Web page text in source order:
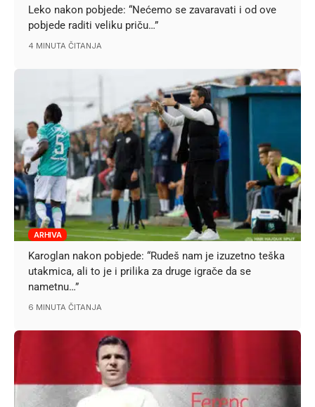
Leko nakon pobjede: “Nećemo se zavaravati i od ove
pobjede raditi veliku priču…”
4 MINUTA ČITANJA
ARHIVA
Karoglan nakon pobjede: “Rudeš nam je izuzetno teška
utakmica, ali to je i prilika za druge igrače da se
nametnu…”
6 MINUTA ČITANJA